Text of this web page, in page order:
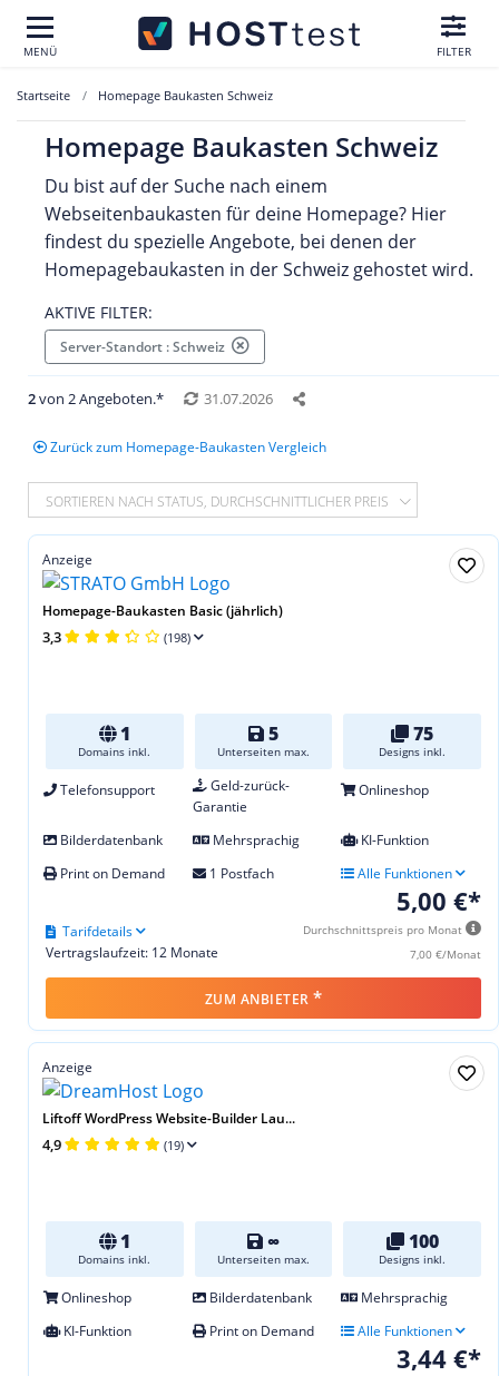
MENÜ FILTER
Startseite Homepage Baukasten Schweiz
Homepage Baukasten Schweiz
Du bist auf der Suche nach einem
Webseitenbaukasten für deine Homepage? Hier
findest du spezielle Angebote, bei denen der
Homepagebaukasten in der Schweiz gehostet wird.
AKTIVE FILTER:
Server-Standort : Schweiz
2von 2 Angeboten.* 31.07.2026
Zurück zum Homepage-Baukasten Vergleich
SORTIEREN NACH STATUS, DURCHSCHNITTLICHER PREIS
Anzeige
Homepage-Baukasten Basic (jährlich)
3,3 (198)
1
Domains inkl.
5
Unterseiten max.
75
Designs inkl.
Telefonsupport
Geld-zurück-
Garantie
Onlineshop
Bilderdatenbank Mehrsprachig
KI-Funktion
Print on Demand
1 Postfach Alle Funktionen
5,00 €*
Durchschnittspreis pro Monat
7,00 €/Monat
Vertragslaufzeit: 12 Monate
Tarifdetails
ZUM ANBIETER *
Anzeige
Liftoff WordPress Website-Builder Lau...
4,9 (19)
1
Domains inkl.
∞
Unterseiten max.
100
Designs inkl.
Onlineshop Bilderdatenbank
Mehrsprachig
KI-Funktion
Print on Demand Alle Funktionen
3,44 €*